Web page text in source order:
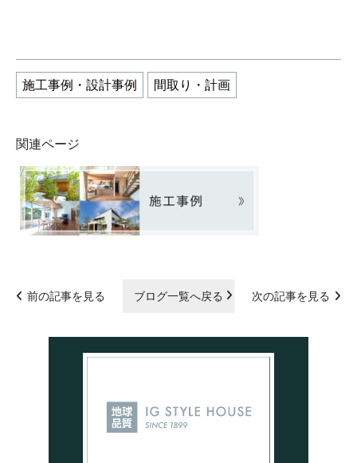
施工事例・設計事例 間取り・計画
関連ページ
前の記事を見る ブログ一覧へ戻る 次の記事を見る